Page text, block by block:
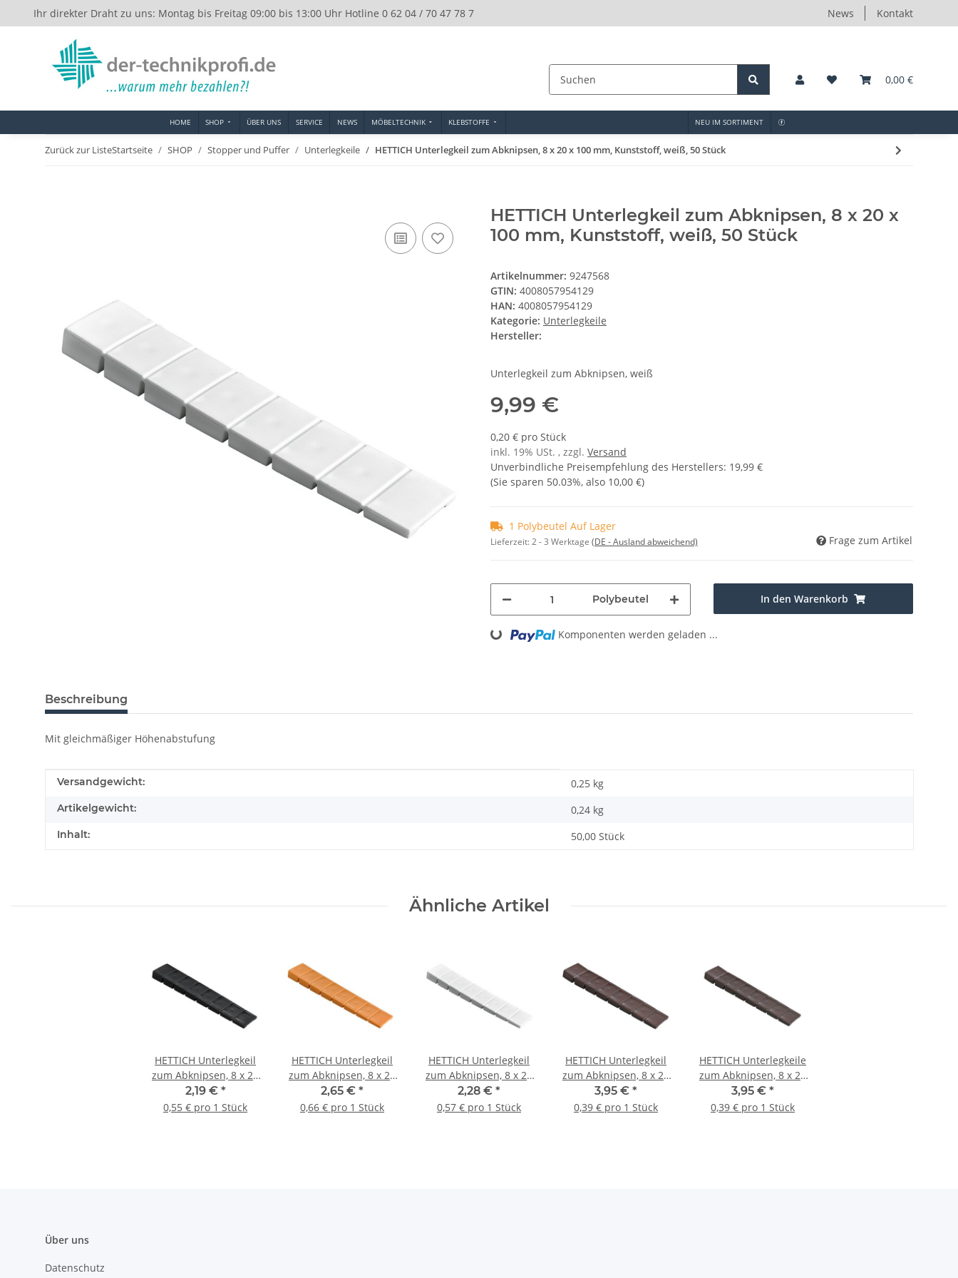
Ihr direkter Draht zu uns: Montag bis Freitag 09:00 bis 13:00 Uhr Hotline 0 62 04 / 70 47 78 7 News Kontakt
0,00 €
HOME SHOP ÜBER UNS SERVICE NEWS MÖBELTECHNIK KLEBSTOFFE NEU IM SORTIMENT
Zurück zur ListeStartseite SHOP Stopper und Puffer Unterlegkeile HETTICH Unterlegkeil zum Abknipsen, 8 x 20 x 100 mm, Kunststoff, weiß, 50 Stück
HETTICH Unterlegkeil zum Abknipsen, 8 x 20 x
100 mm, Kunststoff, weiß, 50 Stück
Artikelnummer: 9247568
GTIN: 4008057954129
HAN: 4008057954129
Kategorie: Unterlegkeile
Hersteller:
Unterlegkeil zum Abknipsen, weiß
9,99 €
0,20 € pro Stück
inkl. 19% USt. , zzgl. Versand
Unverbindliche Preisempfehlung des Herstellers: 19,99 €
(Sie sparen 50.03%, also 10,00 €)
1 Polybeutel Auf Lager
Lieferzeit:2 - 3 Werktage (DE - Ausland abweichend) Frage zum Artikel
Polybeutel In den Warenkorb
Loading... Komponenten werden geladen ...
Beschreibung
Mit gleichmäßiger Höhenabstufung
Produkteigenschaft
Wert
Versandgewicht: 0,25 kg
Artikelgewicht: 0,24 kg
Inhalt: 50,00 Stück
Ähnliche Artikel
HETTICH Unterlegkeil
zum Abknipsen, 8 x 20
x 100 mm, Kunststoff,
schwarz, 4 Stück
2,19 € *
0,55 € pro 1 Stück
HETTICH Unterlegkeil
zum Abknipsen, 8 x 20
x 100 mm, Kunststoff,
hellbraun, 4 Stück
2,65 € *
0,66 € pro 1 Stück
HETTICH Unterlegkeil
zum Abknipsen, 8 x 20
x 100 mm, Kunststoff,
weiß, 4 Stück
2,28 € *
0,57 € pro 1 Stück
HETTICH Unterlegkeil
zum Abknipsen, 8 x 20
x 100 mm, Kunststoff,
braun, 10 Stück
3,95 € *
0,39 € pro 1 Stück
HETTICH Unterlegkeile
zum Abknipsen, 8 x 20
x 100 mm, Kunststoff,
10 Stück
3,95 € *
0,39 € pro 1 Stück
Über uns
Datenschutz